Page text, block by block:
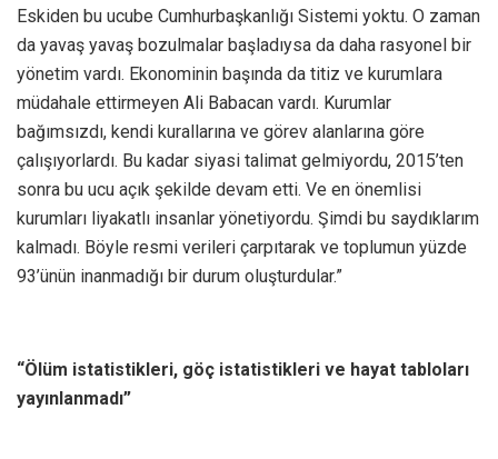
Eskiden bu ucube Cumhurbaşkanlığı Sistemi yoktu. O zaman
da yavaş yavaş bozulmalar başladıysa da daha rasyonel bir
yönetim vardı. Ekonominin başında da titiz ve kurumlara
müdahale ettirmeyen Ali Babacan vardı. Kurumlar
bağımsızdı, kendi kurallarına ve görev alanlarına göre
çalışıyorlardı. Bu kadar siyasi talimat gelmiyordu, 2015’ten
sonra bu ucu açık şekilde devam etti. Ve en önemlisi
kurumları liyakatlı insanlar yönetiyordu. Şimdi bu saydıklarım
kalmadı. Böyle resmi verileri çarpıtarak ve toplumun yüzde
93’ünün inanmadığı bir durum oluşturdular.”
“Ölüm istatistikleri, göç istatistikleri ve hayat tabloları
yayınlanmadı”